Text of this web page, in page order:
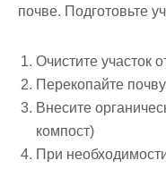
почве. Подготовьте
Очистите участок
Перекопайте
Внесите
компост)
При